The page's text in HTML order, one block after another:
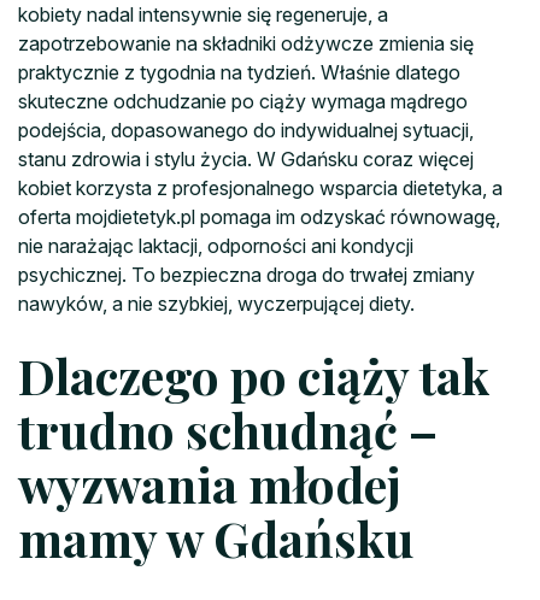
kobiety nadal intensywnie się regeneruje, a
zapotrzebowanie na składniki odżywcze zmienia się
praktycznie z tygodnia na tydzień. Właśnie dlatego
skuteczne odchudzanie po ciąży wymaga mądrego
podejścia, dopasowanego do indywidualnej sytuacji,
stanu zdrowia i stylu życia. W Gdańsku coraz więcej
kobiet korzysta z profesjonalnego wsparcia dietetyka, a
oferta mojdietetyk.pl pomaga im odzyskać równowagę,
nie narażając laktacji, odporności ani kondycji
psychicznej. To bezpieczna droga do trwałej zmiany
nawyków, a nie szybkiej, wyczerpującej diety.
Dlaczego po ciąży tak
trudno schudnąć –
wyzwania młodej
mamy w Gdańsku